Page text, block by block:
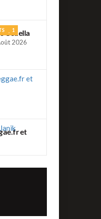
Cedella
1
2026
et